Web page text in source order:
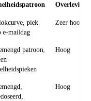
piek
e-maildag
Zeer hoog
patroon,
Hoog
Hoog